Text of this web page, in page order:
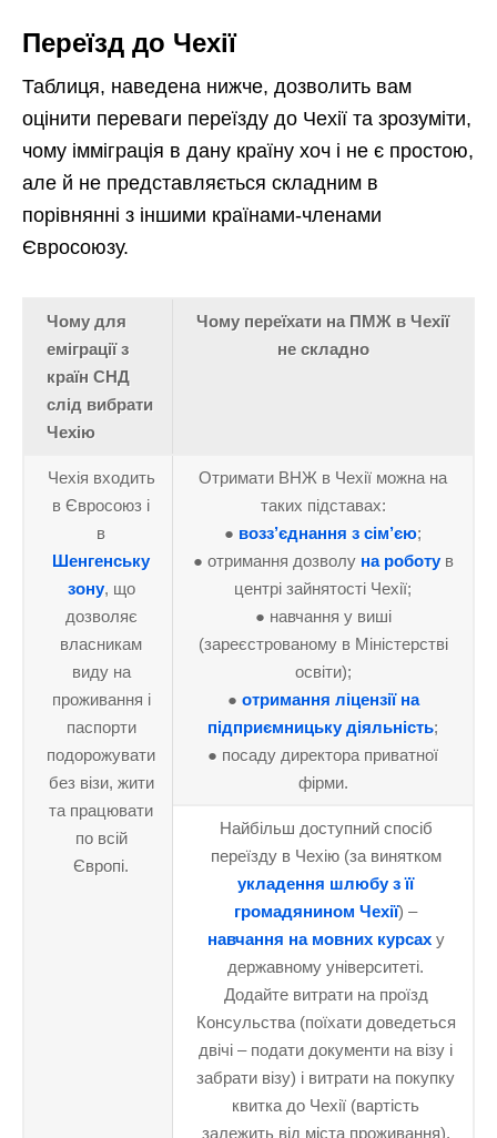
Переїзд до Чехії
Таблиця, наведена нижче, дозволить вам
оцінити переваги переїзду до Чехії та зрозуміти,
чому імміграція в дану країну хоч і не є простою,
але й не представляється складним в
порівнянні з іншими країнами-членами
Євросоюзу.
Чому для
еміграції з
країн СНД
слід вибрати
Чехію
Чому переїхати на ПМЖ в Чехії
не складно
Чехія входить
в Євросоюз і
в
Шенгенську
зону, що
дозволяє
власникам
виду на
проживання і
паспорти
подорожувати
без візи, жити
та працювати
по всій
Європі.
Отримати ВНЖ в Чехії можна на
таких підставах:
● возз’єднання з сім’єю;
● отримання дозволу на роботув
центрі зайнятості Чехії;
● навчання у виші
(зареєстрованому в Міністерстві
освіти);
● отримання ліцензії на
підприємницьку діяльність;
● посаду директора приватної
фірми.
Найбільш доступний спосіб
переїзду в Чехію (за винятком
укладення шлюбу з її
громадянином Чехії) –
навчання на мовних курсаху
державному університеті.
Додайте витрати на проїзд
Консульства (поїхати доведеться
двічі – подати документи на візу і
забрати візу) і витрати на покупку
квитка до Чехії (вартість
залежить від міста проживання).